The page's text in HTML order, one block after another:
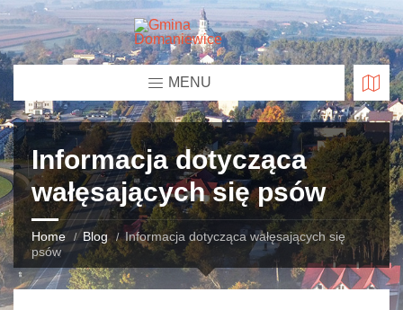
MENU
Informacja dotycząca
wałęsających się psów
Home Blog
Informacja dotycząca wałęsających się
psów